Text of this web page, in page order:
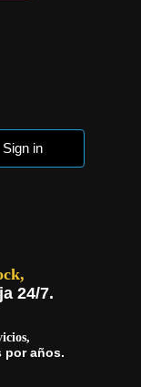
Sign in
24/7.
por años.